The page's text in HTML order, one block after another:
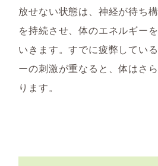
放せない状態は、神経が待ち
を持続させ、体のエネルギー
いきます。すでに疲弊してい
ーの刺激が重なると、体はさ
ります。